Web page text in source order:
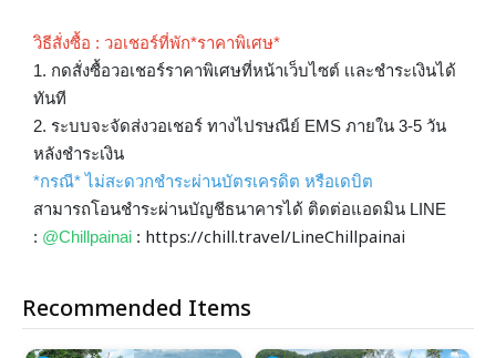
วิธีสั่งซื้อ : วอเชอร์ที่พัก*ราคาพิเศษ*
1. กดสั่งซื้อวอเชอร์ราคาพิเศษที่หน้าเว็บไซต์ เเละชำระเงินได้
ทันที
2. ระบบจะจัดส่งวอเชอร์ ทางไปรษณีย์ EMS ภายใน 3-5 วัน
หลังชำระเงิน
*กรณี* ไม่สะดวกชำระผ่านบัตรเครดิต หรือเดบิต
สามารถโอนชำระผ่านบัญชีธนาคารได้ ติดต่อแอดมิน LINE
: @Chillpainai : https://chill.travel/LineChillpainai
Recommended Items